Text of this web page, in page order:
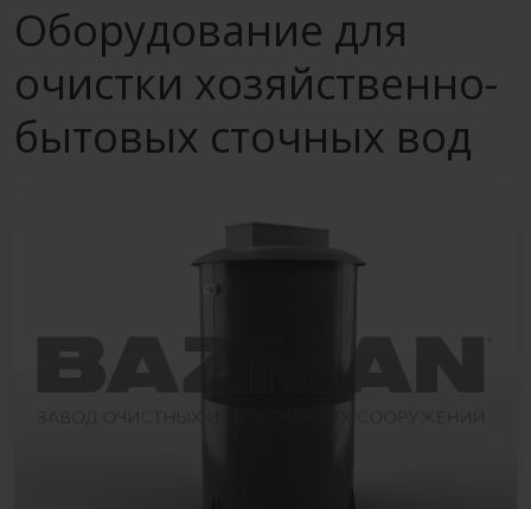
Оборудование для
очистки хозяйственно-
бытовых сточных вод